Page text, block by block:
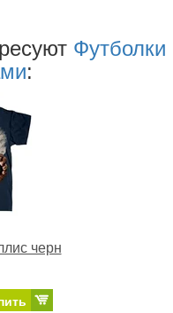
Футболки
:
черн